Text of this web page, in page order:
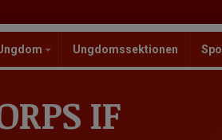
Ungdomssektionen
IF